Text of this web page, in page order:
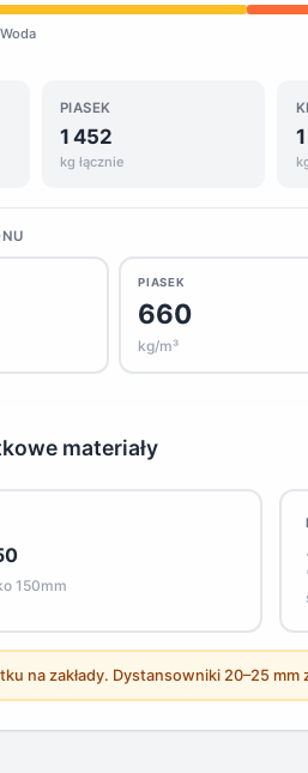
Woda
PIASEK
1 452
kg łącznie
PIASEK
660
kg/m³
materiały
150mm
na zakłady. Dystansowniki 20–25